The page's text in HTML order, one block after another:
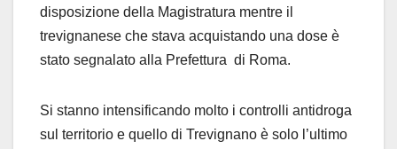
disposizione della Magistratura mentre il
trevignanese che stava acquistando una dose è
stato segnalato alla Prefettura di Roma.
Si stanno intensificando molto i controlli antidroga
sul territorio e quello di Trevignano è solo l’ultimo